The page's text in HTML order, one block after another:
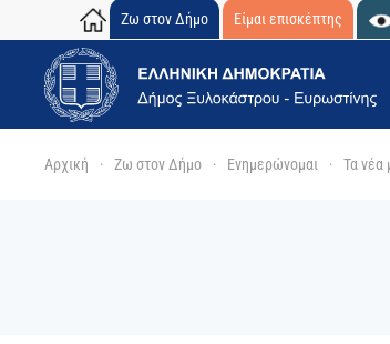
Skip to main content
Ζω στον Δήμο Είμαι επισκέπτης
Αρχική Ζω στον Δήμο Ενημερώνομαι Τα νέα